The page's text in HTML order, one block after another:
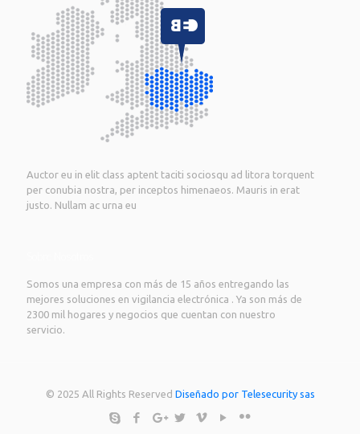
Auctor eu in elit class aptent taciti sociosqu ad litora torquent
per conubia nostra, per inceptos himenaeos. Mauris in erat
justo. Nullam ac urna eu
Somos una empresa con más de 15 años entregando las
mejores soluciones en vigilancia electrónica . Ya son más de
2300 mil hogares y negocios que cuentan con nuestro
servicio.
© 2025 All Rights Reserved Diseñado por Telesecurity sas